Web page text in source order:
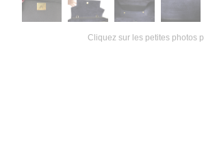
Cliquez sur les petites photos